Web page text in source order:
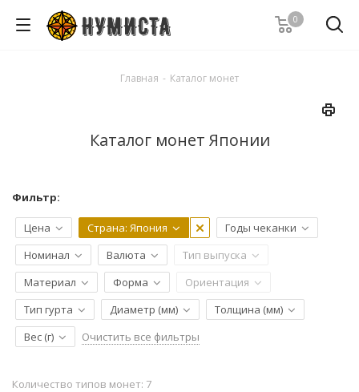
0
Главная - Каталог монет
Каталог монет Японии
Фильтр:
Цена Страна: Япония
Годы чеканки
Номинал
Валюта
Тип выпуска
Материал
Форма
Ориентация
Тип гурта
Диаметр (мм)
Толщина (мм)
Вес (г)
Очистить все фильтры
Количество типов монет: 7